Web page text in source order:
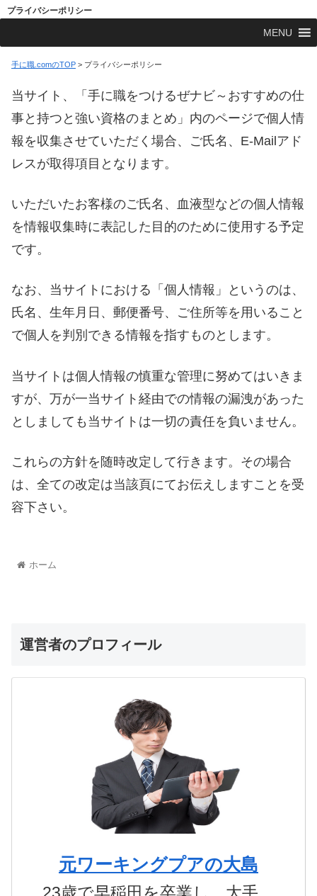
プライバシーポリシー
MENU
手に職.comのTOP > プライバシーポリシー
当サイト、「手に職をつけるぜナビ～おすすめの仕
事と持つと強い資格のまとめ」内のページで個人情
報を収集させていただく場合、ご氏名、E-Mailアド
レスが取得項目となります。
いただいたお客様のご氏名、血液型などの個人情報
を情報収集時に表記した目的のために使用する予定
です。
なお、当サイトにおける「個人情報」というのは、
氏名、生年月日、郵便番号、ご住所等を用いること
で個人を判別できる情報を指すものとします。
当サイトは個人情報の慎重な管理に努めてはいきま
すが、万が一当サイト経由での情報の漏洩があった
としましても当サイトは一切の責任を負いません。
これらの方針を随時改定して行きます。その場合
は、全ての改定は当該頁にてお伝えしますことを受
容下さい。
ホーム
運営者のプロフィール
元ワーキングプアの大島